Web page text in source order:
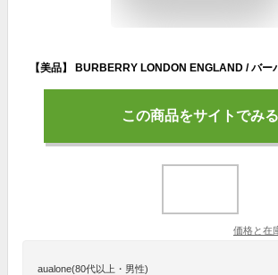
この商品をサイトでみる
価格と在
aualone(80代以上・男性)